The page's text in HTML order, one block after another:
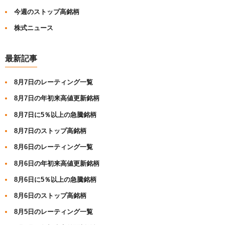
今週のストップ高銘柄
株式ニュース
最新記事
8月7日のレーティング一覧
8月7日の年初来高値更新銘柄
8月7日に5％以上の急騰銘柄
8月7日のストップ高銘柄
8月6日のレーティング一覧
8月6日の年初来高値更新銘柄
8月6日に5％以上の急騰銘柄
8月6日のストップ高銘柄
8月5日のレーティング一覧